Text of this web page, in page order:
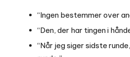
“Ingen bestemmer over
“Den, der har tingen i
“Når jeg siger sidste